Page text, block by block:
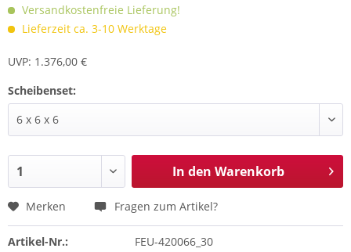
Versandkostenfreie Lieferung!
Lieferzeit ca. 3-10 Werktage
UVP: 1.376,00 €
Scheibenset:
In den Warenkorb
Merken Fragen zum Artikel?
Artikel-Nr.:
FEU-420066_30